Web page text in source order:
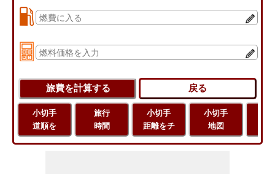
小切手
道順を
旅行
時間
小切手
距離をチ
小切手
地図